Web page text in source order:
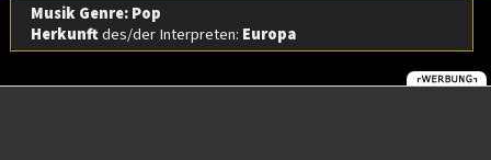
Musik Genre: Pop
Herkunftdes/der Interpreten: Europa